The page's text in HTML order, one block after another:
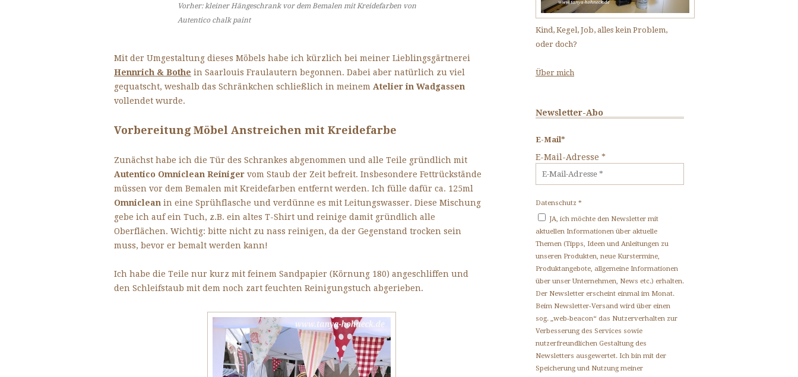
Vorher: kleiner Hängeschrank vor dem Bemalen mit Kreidefarben von
Autentico chalk paint
Mit der Umgestaltung dieses Möbels habe ich kürzlich bei meiner Lieblingsgärtnerei
Hennrich & Bothe in Saarlouis Fraulautern begonnen. Dabei aber natürlich zu viel
gequatscht, weshalb das Schränkchen schließlich in meinem Atelier in Wadgassen
vollendet wurde.
Vorbereitung Möbel Anstreichen mit Kreidefarbe
Zunächst habe ich die Tür des Schrankes abgenommen und alle Teile gründlich mit
Autentico Omniclean Reiniger vom Staub der Zeit befreit. Insbesondere Fettrückstände
müssen vor dem Bemalen mit Kreidefarben entfernt werden. Ich fülle dafür ca. 125ml
Omniclean in eine Sprühflasche und verdünne es mit Leitungswasser. Diese Mischung
gebe ich auf ein Tuch, z.B. ein altes T-Shirt und reinige damit gründlich alle
Oberflächen. Wichtig: bitte nicht zu nass reinigen, da der Gegenstand trocken sein
muss, bevor er bemalt werden kann!
Ich habe die Teile nur kurz mit feinem Sandpapier (Körnung 180) angeschliffen und
den Schleifstaub mit dem noch zart feuchten Reinigungstuch abgerieben.
Kind, Kegel, Job, alles kein Problem,
oder doch?
Über mich
Newsletter-Abo
E-Mail*
E-Mail-Adresse *
Datenschutz *
JA, ich möchte den Newsletter mit
aktuellen Informationen über aktuelle
Themen (Tipps, Ideen und Anleitungen zu
unseren Produkten, neue Kurstermine,
Produktangebote, allgemeine Informationen
über unser Unternehmen, News etc.) erhalten.
Der Newsletter erscheint einmal im Monat.
Beim Newsletter-Versand wird über einen
sog. „web-beacon“ das Nutzerverhalten zur
Verbesserung des Services sowie
nutzerfreundlichen Gestaltung des
Newsletters ausgewertet. Ich bin mit der
Speicherung und Nutzung meiner